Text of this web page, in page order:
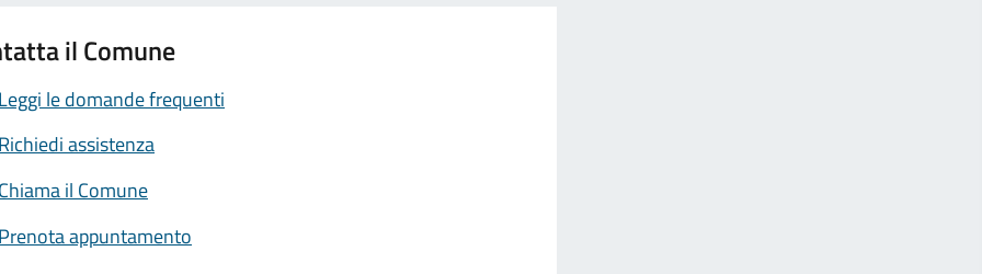
il Comune
le domande frequenti
assistenza
il Comune
appuntamento